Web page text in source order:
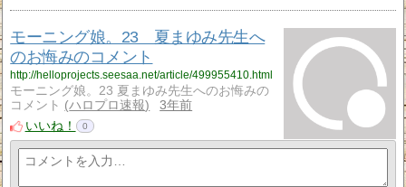
モーニング娘。23 夏まゆみ先生へ
のお悔みのコメント
http://helloprojects.seesaa.net/article/499955410.html
モーニング娘。23 夏まゆみ先生へのお悔みの
コメント
ハロプロ速報
3年前
いいね！
0